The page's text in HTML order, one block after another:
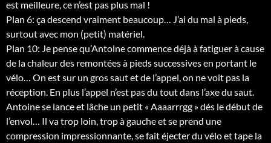
est meilleure, ce n’est pas plus mal !
Plan 6: ça descend vraiment beaucoup… J’ai du mal à pieds,
surtout avec mon (petit) matériel.
Plan 10: Je pense qu’Antoine commence déjà à fatiguer à cause
de la chaleur des remontées à pieds successives en portant le
vélo… On est sur un gros saut et de l’appel, on ne voit pas la
réception. En plus l’appel n’est pas du tout dans l’axe du saut.
Antoine se lance et lâche un petit « Aaaarrrgg » dés le début de
l’envol… Il va trop loin, trop à gauche et se prend une
compression impressionnante, se fait éjecter du vélo et tape la